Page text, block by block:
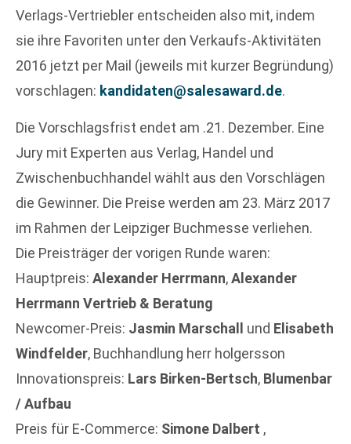
Verlags-Vertriebler entscheiden also mit, indem
sie ihre Favoriten unter den Verkaufs-Aktivitäten
2016 jetzt per Mail (jeweils mit kurzer Begründung)
vorschlagen: kandidaten@salesaward.de.
Die Vorschlagsfrist endet am .21. Dezember. Eine
Jury mit Experten aus Verlag, Handel und
Zwischenbuchhandel wählt aus den Vorschlägen
die Gewinner. Die Preise werden am 23. März 2017
im Rahmen der Leipziger Buchmesse verliehen.
Die Preisträger der vorigen Runde waren:
Hauptpreis: Alexander Herrmann,Alexander
Herrmann Vertrieb & Beratung
Newcomer-Preis: Jasmin Marschall und Elisabeth
Windfelder, Buchhandlung herr holgersson
Innovationspreis: Lars Birken-Bertsch, Blumenbar
/ Aufbau
Preis für E-Commerce: Simone Dalbert ,